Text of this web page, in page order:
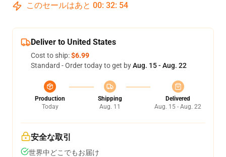
このセールはあと 00: 32: 54
Deliver to United States
Cost to ship:$6.99
Standard - Order today to get byAug. 15 - Aug. 22
Production
Today
Shipping
Aug. 11
Delivered
Aug. 15 - Aug. 22
安全な取引
世界中どこでもお届け